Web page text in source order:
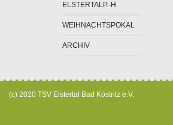
ELSTERTALP.-H
WEIHNACHTSPOKAL
ARCHIV
(c) 2020 TSV Elstertal Bad Köstritz e.V.